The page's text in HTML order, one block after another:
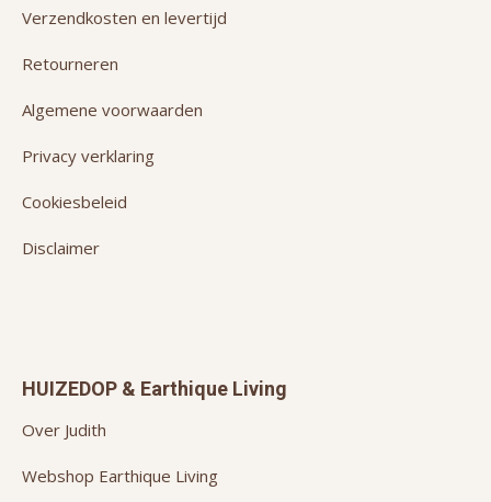
Verzendkosten en levertijd
Retourneren
Algemene voorwaarden
Privacy verklaring
Cookiesbeleid
Disclaimer
HUIZEDOP & Earthique Living
Over Judith
Webshop Earthique Living